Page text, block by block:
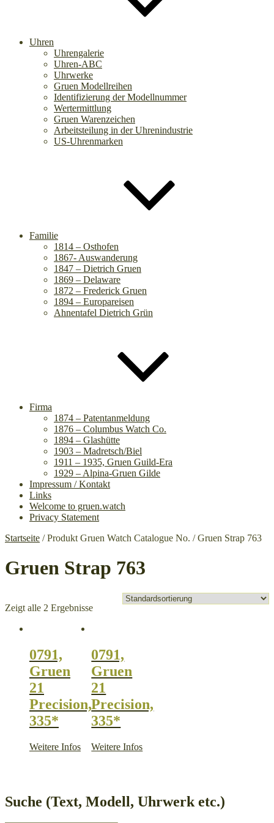
Uhren
Uhrengalerie
Uhren-ABC
Uhrwerke
Gruen Modellreihen
Identifizierung der Modellnummer
Wertermittlung
Gruen Warenzeichen
Arbeitsteilung in der Uhrenindustrie
US-Uhrenmarken
Familie
1814 – Osthofen
1867- Auswanderung
1847 – Dietrich Gruen
1869 – Delaware
1872 – Frederick Gruen
1894 – Europareisen
Ahnentafel Dietrich Grün
Firma
1874 – Patentanmeldung
1876 – Columbus Watch Co.
1894 – Glashütte
1903 – Madretsch/Biel
1911 – 1935, Gruen Guild-Era
1929 – Alpina-Gruen Gilde
Impressum / Kontakt
Links
Welcome to gruen.watch
Privacy Statement
Startseite / Produkt Gruen Watch Catalogue No. / Gruen Strap 763
Gruen Strap 763
Zeigt alle 2 Ergebnisse
0791,
Gruen
21
Precision,
335*
Weitere Infos
0791,
Gruen
21
Precision,
335*
Weitere Infos
Suche (Text, Modell, Uhrwerk etc.)